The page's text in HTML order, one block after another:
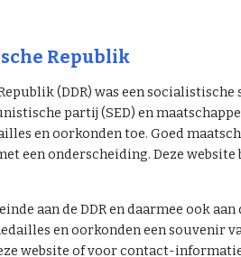
Republik
(DDR) was een
partij (SED) en
en oorkonden toe. Goed
een onderscheiding. Deze
aan de DDR en daarmee ook
en oorkonden een souvenir
website of voor contact-